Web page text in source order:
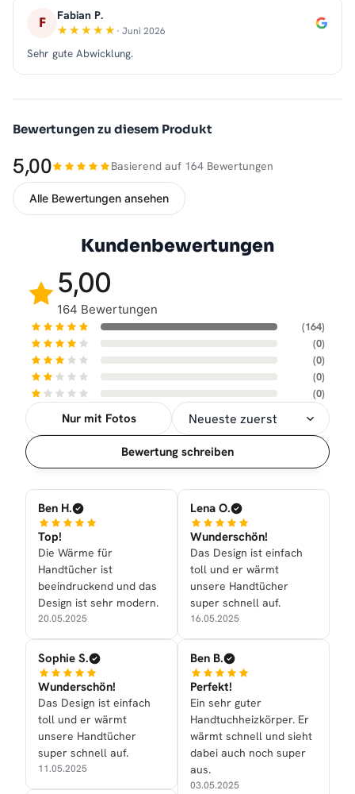
F Fabian P.
· Juni 2026
Sehr gute Abwicklung.
Bewertungen zu diesem Produkt
5,00 Basierend auf 164 Bewertungen
Alle Bewertungen ansehen
Kundenbewertungen
5,00
164 Bewertungen
(164)
(0)
(0)
(0)
(0)
Nur mit Fotos
Sortierung
Bewertung schreiben
Ben H.
Top!
Die Wärme für
Handtücher ist
beeindruckend und das
Design ist sehr modern.
20.05.2025
Sophie S.
Wunderschön!
Das Design ist einfach
toll und er wärmt
unsere Handtücher
super schnell auf.
11.05.2025
Lena O.
Wunderschön!
Das Design ist einfach
toll und er wärmt
unsere Handtücher
super schnell auf.
16.05.2025
Ben B.
Perfekt!
Ein sehr guter
Handtuchheizkörper. Er
wärmt schnell und sieht
dabei auch noch super
aus.
03.05.2025